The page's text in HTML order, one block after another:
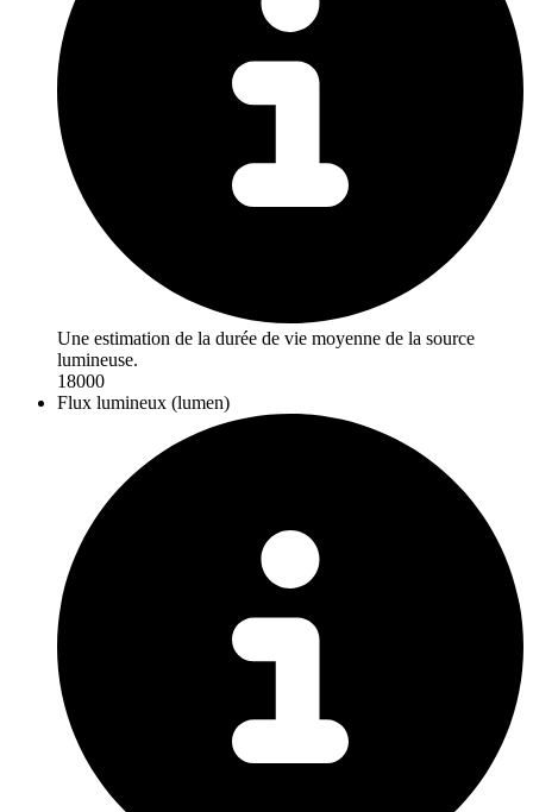
Une estimation de la durée de vie moyenne de la source
lumineuse.
18000
Flux lumineux (lumen)